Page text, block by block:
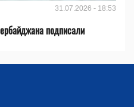
31.07.2026 - 18:53
подписали